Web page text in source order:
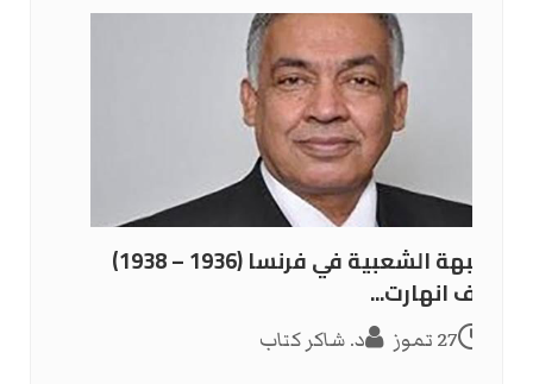
الجبهة الشعبية في فرنسا (1936 – 1938)
كيف انهارت...
27 تموز د. شاكر كتاب